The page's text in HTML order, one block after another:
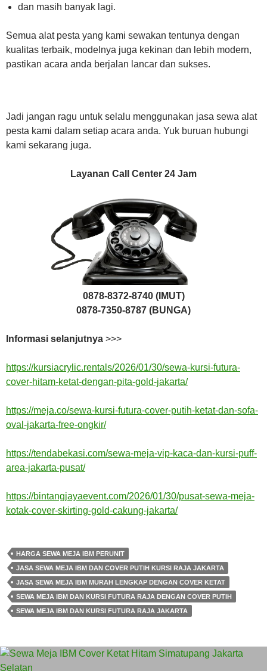
dan masih banyak lagi.
Semua alat pesta yang kami sewakan tentunya dengan
kualitas terbaik, modelnya juga kekinan dan lebih modern,
pastikan acara anda berjalan lancar dan sukses.
Jadi jangan ragu untuk selalu menggunakan jasa sewa alat
pesta kami dalam setiap acara anda. Yuk buruan hubungi
kami sekarang juga.
Layanan Call Center 24 Jam
0878-8372-8740 (IMUT)
0878-7350-8787 (BUNGA)
Informasi selanjutnya >>>
https://kursiacrylic.rentals/2026/01/30/sewa-kursi-futura-
cover-hitam-ketat-dengan-pita-gold-jakarta/
https://meja.co/sewa-kursi-futura-cover-putih-ketat-dan-sofa-
oval-jakarta-free-ongkir/
https://tendabekasi.com/sewa-meja-vip-kaca-dan-kursi-puff-
area-jakarta-pusat/
https://bintangjayaevent.com/2026/01/30/pusat-sewa-meja-
kotak-cover-skirting-gold-cakung-jakarta/
HARGA SEWA MEJA IBM PERUNIT
JASA SEWA MEJA IBM DAN COVER PUTIH KURSI RAJA JAKARTA
JASA SEWA MEJA IBM MURAH LENGKAP DENGAN COVER KETAT
SEWA MEJA IBM DAN KURSI FUTURA RAJA DENGAN COVER PUTIH
SEWA MEJA IBM DAN KURSI FUTURA RAJA JAKARTA